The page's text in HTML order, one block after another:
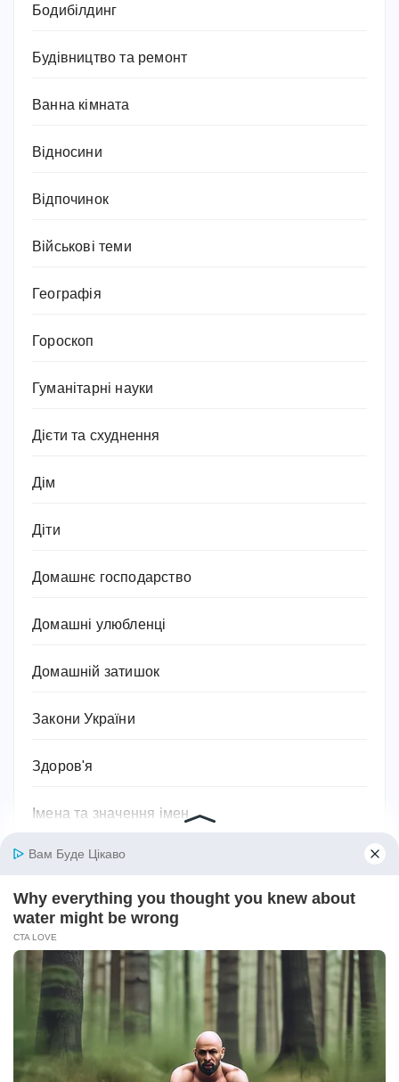
Бодибілдинг
Будівництво та ремонт
Ванна кімната
Відносини
Відпочинок
Військові теми
Географія
Гороскоп
Гуманітарні науки
Дієти та схуднення
Дім
Діти
Домашнє господарство
Домашні улюбленці
Домашній затишок
Закони України
Здоров'я
Імена та значення імен
Історія
Їжа та кулінарія
Квіти
Космос
Краса